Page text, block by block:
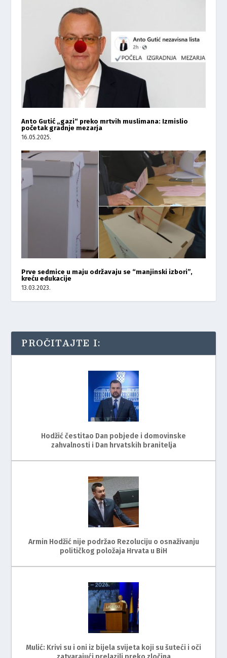
Anto Gutić „gazi“ preko mrtvih muslimana: Izmislio
početak gradnje mezarja
16.05.2025.
Prve sedmice u maju održavaju se “manjinski izbori”,
kreću edukacije
13.03.2023.
PROČITAJTE I:
Hodžić čestitao Dan pobjede i domovinske
zahvalnosti i Dan hrvatskih branitelja
Armin Hodžić nije podržao Rezoluciju o osnaživanju
političkog položaja Hrvata u BiH
Mulić: Krivi su i oni iz bijela svijeta koji su šuteći i oči